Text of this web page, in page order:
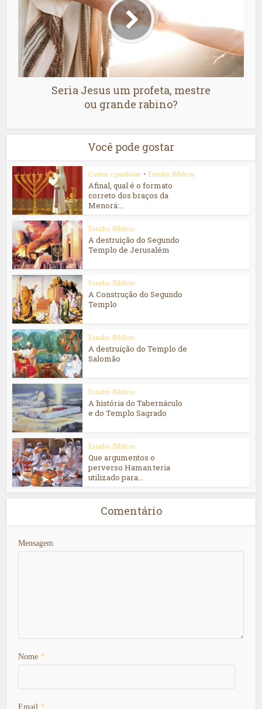
Seria Jesus um profeta, mestre
ou grande rabino?
Você pode gostar
Contos e parábolas • Estudos Bíblicos
Afinal, qual é o formato
correto dos braços da
Menorá:...
Estudos Bíblicos
A destruição do Segundo
Templo de Jerusalém
Estudos Bíblicos
A Construção do Segundo
Templo
Estudos Bíblicos
A destruição do Templo de
Salomão
Estudos Bíblicos
A história do Tabernáculo
e do Templo Sagrado
Estudos Bíblicos
Que argumentos o
perverso Haman teria
utilizado para...
Comentário
Mensagem
Nome *
Email *